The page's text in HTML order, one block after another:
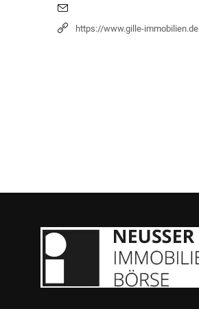
https://www.gille-immobilien.de